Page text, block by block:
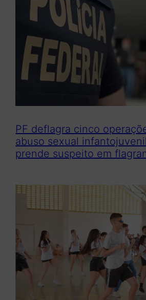
PF deflagra cinco
abuso sexual
prende suspeito em